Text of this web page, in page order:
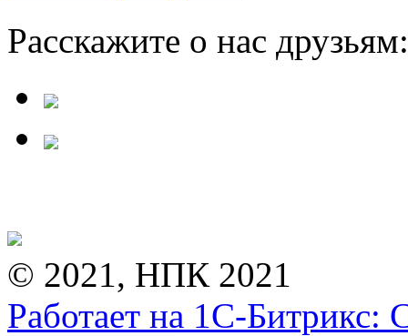
Расскажите о нас друзьям:
© 2021, НПК 2021
Работает на 1С-Битрикс: